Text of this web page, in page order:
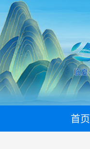
首页